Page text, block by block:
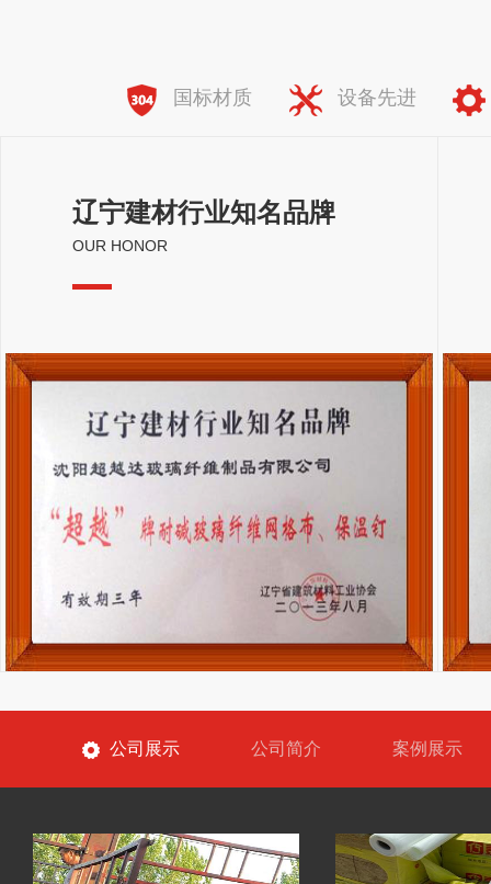
国标材质 设备先进
辽宁建材行业知名品牌
OUR HONOR
公司展示 公司简介 案例展示